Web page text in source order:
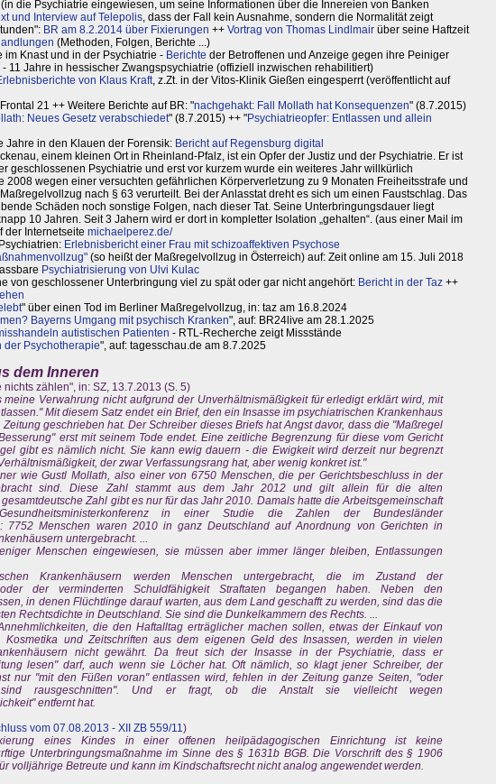
(in die Psychiatrie eingewiesen, um seine Informationen über die Innereien von Banken
und Interview auf Telepolis, dass der Fall kein Ausnahme, sondern die Normalität zeigt
BR am 8.2.2014 über Fixierungen ++ Vortrag von Thomas Lindlmair über seine Haftzeit
(Methoden, Folgen, Berichte ...)
im Knast und in der Psychiatrie - Berichte der Betroffenen und Anzeige gegen ihre Peiniger
- 11 Jahre in hessischer Zwangspsychiatrie (offiziell inzwischen rehabilitiert)
von Klaus Kraft, z.Zt. in der Vitos-Klinik Gießen eingesperrt (veröffentlicht auf
21 ++ Weitere Berichte auf BR: "nachgehakt: Fall Mollath hat Konsequenzen" (8.7.2015)
Neues Gesetz verabschiedet" (8.7.2015) ++ "Psychiatrieopfer: Entlassen und allein
Jahre in den Klauen der Forensik: Bericht auf Regensburg digital
einem kleinen Ort in Rheinland-Pfalz, ist ein Opfer der Justiz und der Psychiatrie. Er ist
geschlossenen Psychiatrie und erst vor kurzem wurde ein weiteres Jahr willkürlich
2008 wegen einer versuchten gefährlichen Körperverletzung zu 9 Monaten Freiheitsstrafe und
nach § 63 verurteilt. Bei der Anlasstat dreht es sich um einen Faustschlag. Das
Schäden noch sonstige Folgen, nach dieser Tat. Seine Unterbringungsdauer liegt
10 Jahren. Seit 3 Jahern wird er dort in kompletter Isolation „gehalten“. (aus einer Mail im
der Internetseite michaelperez.de/
Erlebnisbericht einer Frau mit schizoaffektiven Psychose
(so heißt der Maßregelvollzug in Österreich) auf: Zeit online am 15. Juli 2018
Psychiatrisierung von Ulvi Kulac
von geschlossener Unterbringung viel zu spät oder gar nicht angehört: Bericht in der Taz ++
" über einen Tod im Berliner Maßregelvollzug, in: taz am 16.8.2024
Bayerns Umgang mit psychisch Kranken", auf: BR24live am 28.1.2025
autistischen Patienten - RTL-Recherche zeigt Missstände
der Psychotherapie", auf: tagesschau.de am 8.7.2025
dem Inneren
nichts zählen", in: SZ, 13.7.2013 (S. 5)
meine Verwahrung nicht aufgrund der Unverhältnismäßigkeit für erledigt erklärt wird, mit
Mit diesem Satz endet ein Brief, den ein Insasse im psychiatrischen Krankenhaus
geschrieben hat. Der Schreiber dieses Briefs hat Angst davor, dass die "Maßregel
erst mit seinem Tode endet. Eine zeitliche Begrenzung für diese vom Gericht
gibt es nämlich nicht. Sie kann ewig dauern - die Ewigkeit wird derzeit nur begrenzt
der zwar Verfassungsrang hat, aber wenig konkret ist."
wie Gustl Mollath, also einer von 6750 Menschen, die per Gerichtsbeschluss in der
sind. Diese Zahl stammt aus dem Jahr 2012 und gilt allein für die alten
Zahl gibt es nur für das Jahr 2010. Damals hatte die Arbeitsgemeinschaft
in einer Studie die Zahlen der Bundesländer
7752 Menschen waren 2010 in ganz Deutschland auf Anordnung von Gerichten in
untergebracht. ...
Menschen eingewiesen, sie müssen aber immer länger bleiben, Entlassungen
Krankenhäusern werden Menschen untergebracht, die im Zustand der
oder der verminderten Schuldfähigkeit Straftaten begangen haben. Neben den
in denen Flüchtlinge darauf warten, aus dem Land geschafft zu werden, sind das die
Rechtsdichte in Deutschland. Sie sind die Dunkelkammern des Rechts. ...
die den Haftalltag erträglicher machen sollen, etwas der Einkauf von
Kosmetika und Zeitschriften aus dem eigenen Geld des Insassen, werden in vielen
nicht gewährt. Da freut sich der Insasse in der Psychiatrie, dass er
lesen" darf, auch wenn sie Löcher hat. Oft nämlich, so klagt jener Schreiber, der
nur "mit den Füßen voran" entlassen wird, fehlen in der Zeitung ganze Seiten, "oder
rausgeschnitten". Und er fragt, ob die Anstalt sie vielleicht wegen
entfernt hat.
vom 07.08.2013 - XII ZB 559/11)
eines Kindes in einer offenen heilpädagogischen Einrichtung ist keine
Unterbringungsmaßnahme im Sinne des § 1631b BGB. Die Vorschrift des § 1906
volljährige Betreute und kann im Kindschaftsrecht nicht analog angewendet werden.